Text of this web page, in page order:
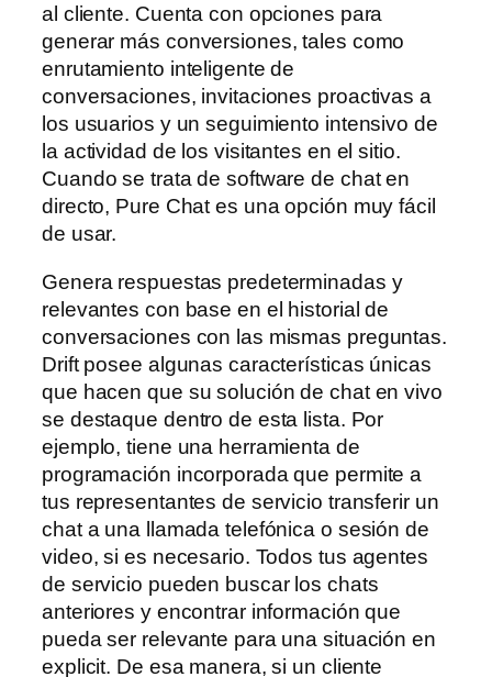
al cliente. Cuenta con opciones para
generar más conversiones, tales como
enrutamiento inteligente de
conversaciones, invitaciones proactivas a
los usuarios y un seguimiento intensivo de
la actividad de los visitantes en el sitio.
Cuando se trata de software de chat en
directo, Pure Chat es una opción muy fácil
de usar.
Genera respuestas predeterminadas y
relevantes con base en el historial de
conversaciones con las mismas preguntas.
Drift posee algunas características únicas
que hacen que su solución de chat en vivo
se destaque dentro de esta lista. Por
ejemplo, tiene una herramienta de
programación incorporada que permite a
tus representantes de servicio transferir un
chat a una llamada telefónica o sesión de
video, si es necesario. Todos tus agentes
de servicio pueden buscar los chats
anteriores y encontrar información que
pueda ser relevante para una situación en
explicit. De esa manera, si un cliente